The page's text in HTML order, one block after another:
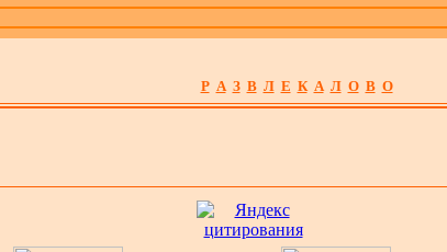
Р А З В Л Е К А Л О В О